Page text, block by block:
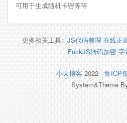
可用于生成随机卡密等等
更多相关工具: JS代码整理 在线正
FuckJS转码加密 字
小天博客 2022 - 鲁ICP
System&Theme